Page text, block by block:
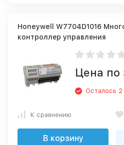
Honeywell W7704D1016
контроллер управления
Цена по
Осталось
К сравнению
В корзину